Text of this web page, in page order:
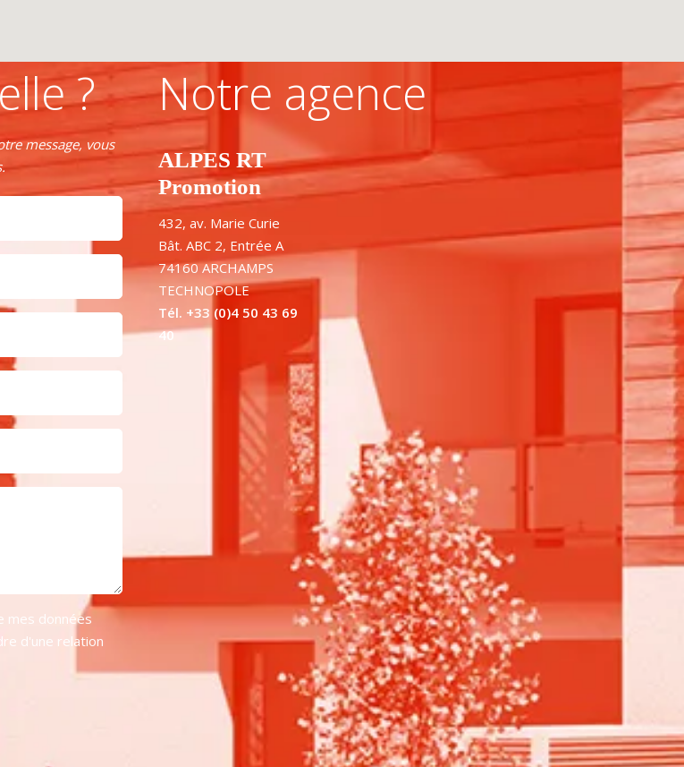
?
message, vous
mes données
d'une relation
Notre agence
ALPES RT
Promotion
432, av. Marie Curie
Bât. ABC 2, Entrée A
74160 ARCHAMPS
TECHNOPOLE
Tél. +33 (0)4 50 43 69
40